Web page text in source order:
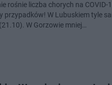
rośnie liczba chorych na
przypadków! W Lubuskiem tyle
W Gorzowie mniej…